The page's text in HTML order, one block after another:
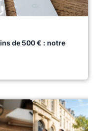
de 500 € : notre